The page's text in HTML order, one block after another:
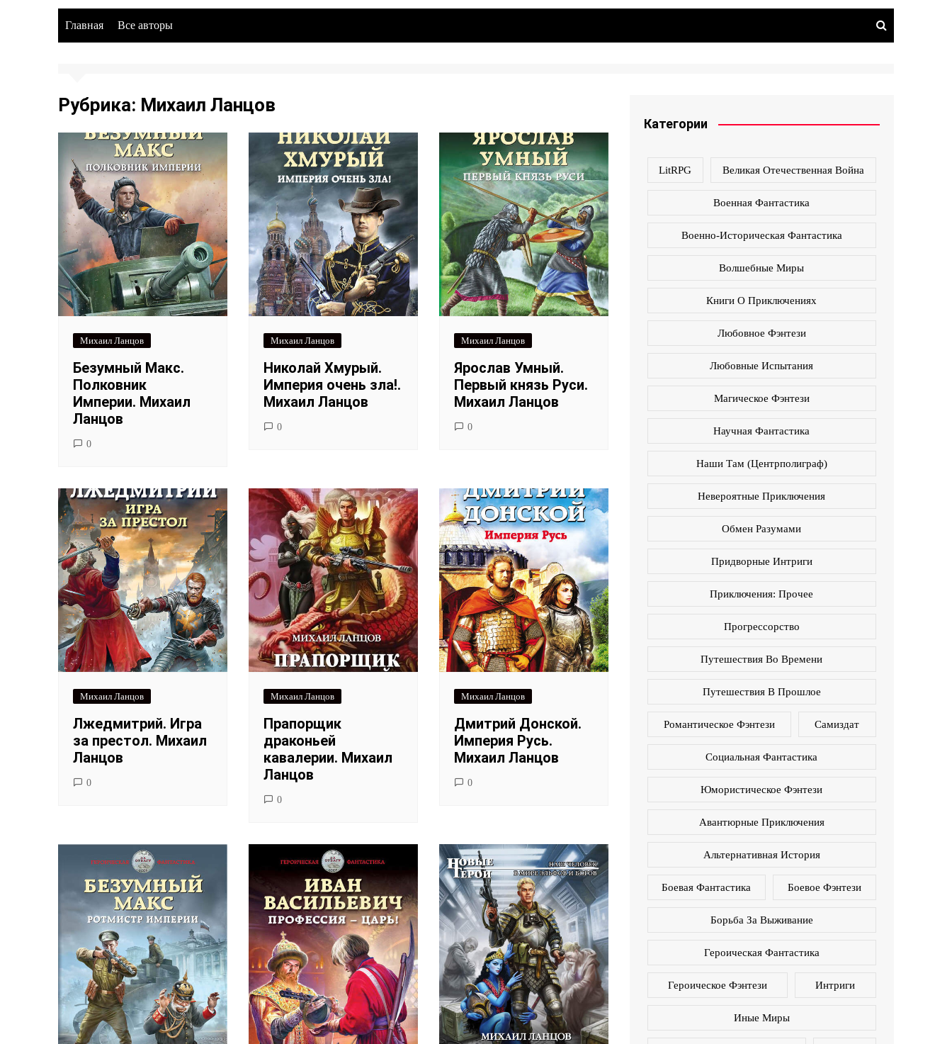
Главная Все авторы
Рубрика: Михаил Ланцов
Михаил Ланцов
Безумный Макс.
Полковник
Империи. Михаил
Ланцов
0
Михаил Ланцов
Николай Хмурый.
Империя очень зла!.
Михаил Ланцов
0
Михаил Ланцов
Ярослав Умный.
Первый князь Руси.
Михаил Ланцов
0
Михаил Ланцов
Лжедмитрий. Игра
за престол. Михаил
Ланцов
0
Михаил Ланцов
Прапорщик
драконьей
кавалерии. Михаил
Ланцов
0
Михаил Ланцов
Дмитрий Донской.
Империя Русь.
Михаил Ланцов
0
Категории
LitRPG Великая Отечественная Война
Военная Фантастика
Военно-Историческая Фантастика
Волшебные Миры
Книги О Приключениях
Любовное Фэнтези
Любовные Испытания
Магическое Фэнтези
Научная Фантастика
Наши Там (Центрполиграф)
Невероятные Приключения
Обмен Разумами
Придворные Интриги
Приключения: Прочее
Прогрессорство
Путешествия Во Времени
Путешествия В Прошлое
Романтическое Фэнтези Самиздат
Социальная Фантастика
Юмористическое Фэнтези
Авантюрные Приключения
Альтернативная История
Боевая Фантастика Боевое Фэнтези
Борьба За Выживание
Героическая Фантастика
Героическое Фэнтези Интриги
Иные Миры